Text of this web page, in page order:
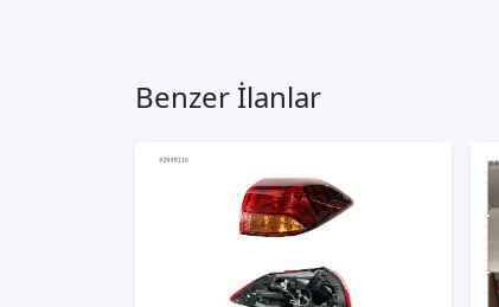
Benzer İlanlar